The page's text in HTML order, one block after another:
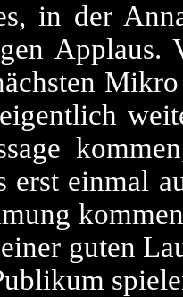
in der
Applaus.
erst einmal
guten